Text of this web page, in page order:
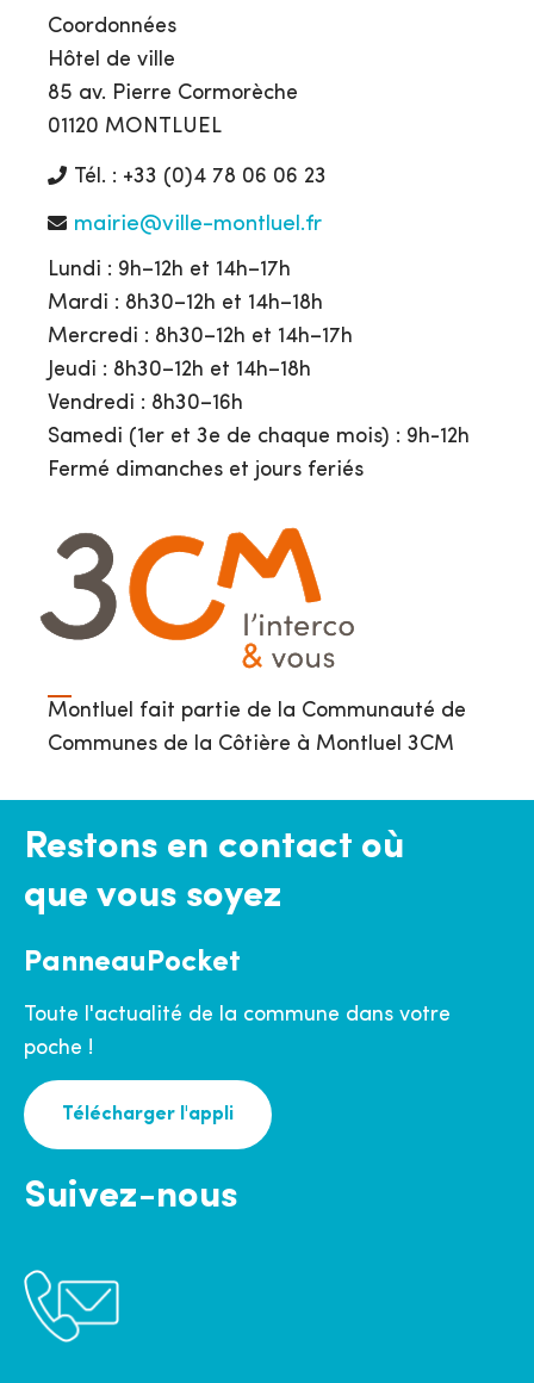
Coordonnées
Hôtel de ville
85 av. Pierre Cormorèche
01120 MONTLUEL
Tél. : +33 (0)4 78 06 06 23
mairie@ville-montluel.fr
Lundi : 9h–12h et 14h–17h
Mardi : 8h30–12h et 14h–18h
Mercredi : 8h30–12h et 14h–17h
Jeudi : 8h30–12h et 14h–18h
Vendredi : 8h30–16h
Samedi (1er et 3e de chaque mois) : 9h-12h
Fermé dimanches et jours feriés
Montluel fait partie de la Communauté de
Communes de la Côtière à Montluel 3CM
Restons en contact où
que vous soyez
PanneauPocket
Toute l'actualité de la commune dans votre
poche !
Télécharger l'appli
Suivez-nous